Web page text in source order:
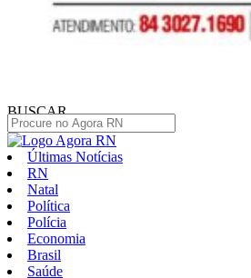
BUSCAR
Últimas Notícias
RN
Natal
Política
Polícia
Economia
Brasil
Saúde